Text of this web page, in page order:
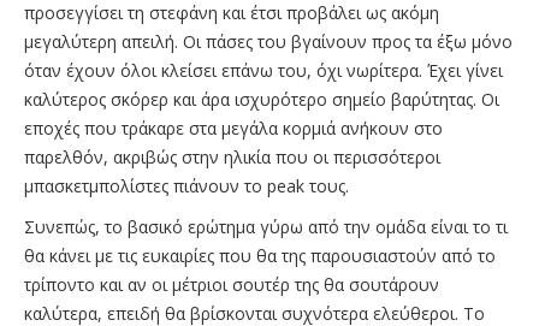
προσεγγίσει τη στεφάνη και έτσι προβάλει ως ακόμη
μεγαλύτερη απειλή. Οι πάσες του βγαίνουν προς τα έξω μόνο
όταν έχουν όλοι κλείσει επάνω του, όχι νωρίτερα. Έχει γίνει
καλύτερος σκόρερ και άρα ισχυρότερο σημείο βαρύτητας. Οι
εποχές που τράκαρε στα μεγάλα κορμιά ανήκουν στο
παρελθόν, ακριβώς στην ηλικία που οι περισσότεροι
μπασκετμπολίστες πιάνουν το peak τους.
Συνεπώς, το βασικό ερώτημα γύρω από την ομάδα είναι το τι
θα κάνει με τις ευκαιρίες που θα της παρουσιαστούν από το
τρίποντο και αν οι μέτριοι σουτέρ της θα σουτάρουν
καλύτερα, επειδή θα βρίσκονται συχνότερα ελεύθεροι. Το